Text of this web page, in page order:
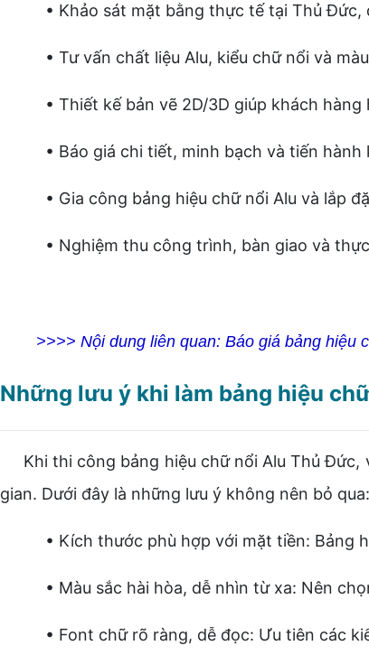
• Khảo sát mặt bằng thực tế tại Thủ Đức,
• Tư vấn chất liệu Alu, kiểu chữ nổi và màu
• Thiết kế bản vẽ 2D/3D giúp khách hàng
• Báo giá chi tiết, minh bạch và tiến hành
• Gia công bảng hiệu chữ nổi Alu và lắp
• Nghiệm thu công trình, bàn giao và thực
>>>> Nội dung liên quan: Báo giá bảng hiệu
Những lưu ý khi làm bảng hiệu
Khi thi công bảng hiệu chữ nổi Alu Thủ Đức,
gian. Dưới đây là những lưu ý không nên bỏ qua:
• Kích thước phù hợp với mặt tiền: Bảng
• Màu sắc hài hòa, dễ nhìn từ xa: Nên chọn
• Font chữ rõ ràng, dễ đọc: Ưu tiên các